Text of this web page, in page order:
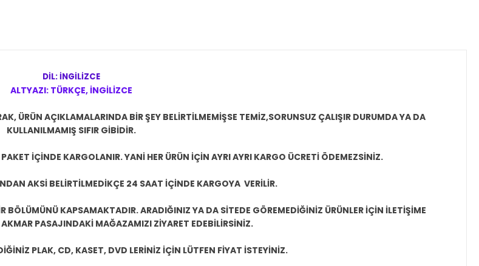
DİL: İNGİLİZCE
ALTYAZI: TÜRKÇE, İNGİLİZCE
ÜRÜN AÇIKLAMALARINDA BİR ŞEY BELİRTİLMEMİŞSE TEMİZ,SORUNSUZ ÇALIŞIR DURUMDA YA DA
KULLANILMAMIŞ SIFIR GİBİDİR.
İÇİNDE KARGOLANIR. YANİ HER ÜRÜN İÇİN AYRI AYRI KARGO ÜCRETİ ÖDEMEZSİNİZ.
AKSİ BELİRTİLMEDİKÇE 24 SAAT İÇİNDE KARGOYA VERİLİR.
BÖLÜMÜNÜ KAPSAMAKTADIR. ARADIĞINIZ YA DA SİTEDE GÖREMEDİĞİNİZ ÜRÜNLER İÇİN İLETİŞİME
PASAJINDAKİ MAĞAZAMIZI ZİYARET EDEBİLİRSİNİZ.
PLAK, CD, KASET, DVD LERİNİZ İÇİN LÜTFEN FİYAT İSTEYİNİZ.